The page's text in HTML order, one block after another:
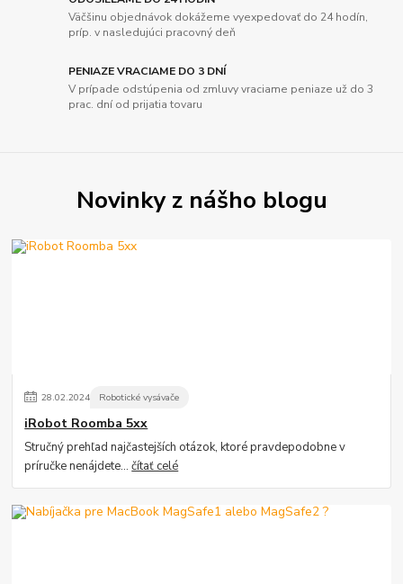
Väčšinu objednávok dokážeme vyexpedovať do 24 hodín,
príp. v nasledujúci pracovný deň
PENIAZE VRACIAME DO 3 DNÍ
V prípade odstúpenia od zmluvy vraciame peniaze už do 3
prac. dní od prijatia tovaru
Novinky z nášho blogu
28.02.2024 Robotické vysávače
iRobot Roomba 5xx
Stručný prehľad najčastejších otázok, ktoré pravdepodobne v
príručke nenájdete...čítať celé